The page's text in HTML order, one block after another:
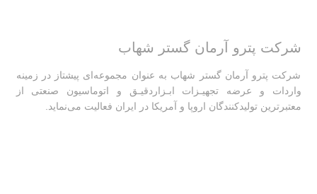
شرکت پترو آرمان گستر شهاب
شرکت پترو آرمان گستر شهاب به عنوان مجموعه‌ای پیشتاز در زمینه
واردات و عرضه تجهیـزات ابـزاردقیـق و اتوماسیون صنعتی از
معتبرترین تولیدکنندگان اروپا و آمریکا در ایران فعالیت‌‌ می‌نماید.